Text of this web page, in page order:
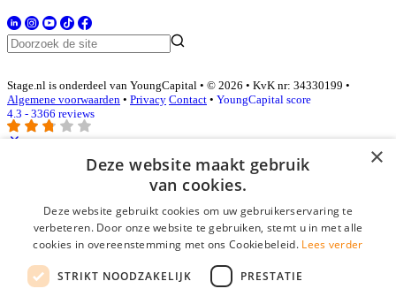
Stage.nl is onderdeel van YoungCapital • © 2026 • KvK nr: 34330199 •
Algemene voorwaarden • Privacy Contact • YoungCapital score
4.3 - 3366 reviews
Inloggen als bedrijf
E-mail*
Wachtwoord
login gegevens onthouden
×
Deze website maakt gebruik
van cookies.
Deze website gebruikt cookies om uw gebruikerservaring te
verbeteren. Door onze website te gebruiken, stemt u in met alle
cookies in overeenstemming met ons Cookiebeleid. Lees verder
STRIKT NOODZAKELIJK PRESTATIE